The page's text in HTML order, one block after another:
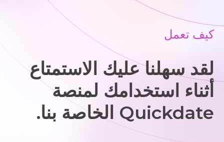
كيف تعمل
لقد سهلنا عليك الاستمتاع
أثناء استخدامك لمنصة
Quickdate الخاصة بنا.